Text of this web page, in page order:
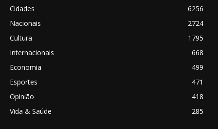
Cidades
6256
Nacionais
2724
Cultura
1795
Internacionais
668
Economia
499
Esportes
471
Opinião
418
Vida & Saúde
285